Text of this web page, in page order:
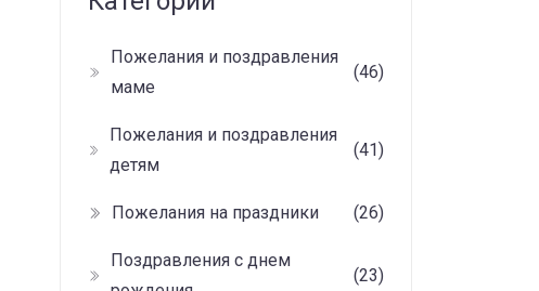
Пожелания и поздравления
маме
(46)
Пожелания и поздравления
детям
(41)
Пожелания на праздники (26)
Поздравления с днем
(23)